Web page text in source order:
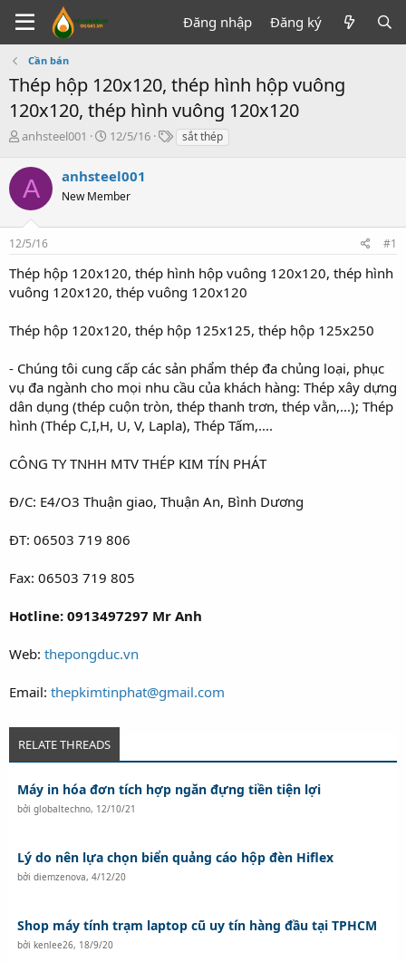
Đăng nhập Đăng ký
Cần bán
Thép hộp 120x120, thép hình hộp vuông
120x120, thép hình vuông 120x120
T
r
e
a
s
t
r
t
r
anhsteel001
N
y
g
i
12/5/16
Tsắt thép
A anhsteel001
New Member
12/5/16 #1
Thép hộp 120x120, thép hình hộp vuông 120x120, thép hình
vuông 120x120, thép vuông 120x120
Thép hộp 120x120, thép hộp 125x125, thép hộp 125x250
- Chúng tôi cung cấp các sản phẩm thép đa chủng loại, phục
vụ đa ngành cho mọi nhu cầu của khách hàng: Thép xây dựng
dân dụng (thép cuộn tròn, thép thanh trơn, thép vằn,...); Thép
hình (Thép C,I,H, U, V, Lapla), Thép Tấm,....
CÔNG TY TNHH MTV THÉP KIM TÍN PHÁT
Đ/C: E4/O3 Thuận giao, Thuận An, Bình Dương
ĐT: 06503 719 806
Fax: 06503 719 805
Hotline: 0913497297 Mr Anh
Web: thepongduc.vn
Email: thepkimtinphat@gmail.com
RELATE THREADS
Máy in hóa đơn tích hợp ngăn đựng tiền tiện lợi
bởi globaltechno, 12/10/21
Lý do nên lựa chọn biển quảng cáo hộp đèn Hiflex
bởi diemzenova, 4/12/20
Shop máy tính trạm laptop cũ uy tín hàng đầu tại TPHCM
bởi kenlee26, 18/9/20